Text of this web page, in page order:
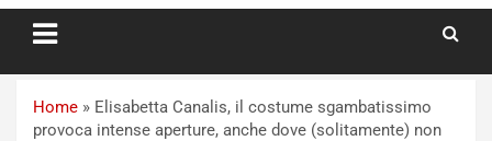
Home » Elisabetta Canalis, il costume sgambatissimo
provoca intense aperture, anche dove (solitamente) non